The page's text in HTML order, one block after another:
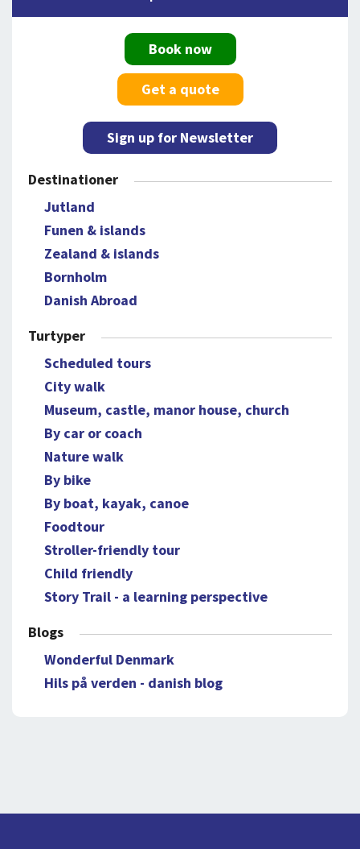
Book now
Get a quote
Sign up for Newsletter
Destinationer
Jutland
Funen & islands
Zealand & islands
Bornholm
Danish Abroad
Turtyper
Scheduled tours
City walk
Museum, castle, manor house, church
By car or coach
Nature walk
By bike
By boat, kayak, canoe
Foodtour
Stroller-friendly tour
Child friendly
Story Trail - a learning perspective
Blogs
Wonderful Denmark
Hils på verden - danish blog